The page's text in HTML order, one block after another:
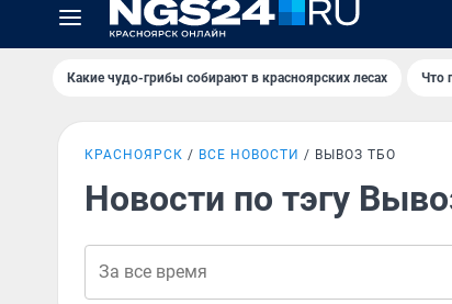
Какие чудо-грибы собирают в красноярских лесах Что
КРАСНОЯРСК ВСЕ НОВОСТИ ВЫВОЗ ТБО
Новости по тэгу